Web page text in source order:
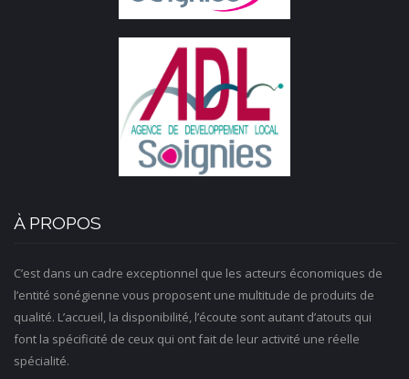
À PROPOS
C’est dans un cadre exceptionnel que les acteurs économiques de
l’entité sonégienne vous proposent une multitude de produits de
qualité. L’accueil, la disponibilité, l’écoute sont autant d’atouts qui
font la spécificité de ceux qui ont fait de leur activité une réelle
spécialité.